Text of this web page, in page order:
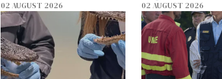
02 AUGUST 2026 02 AUGUST 2026